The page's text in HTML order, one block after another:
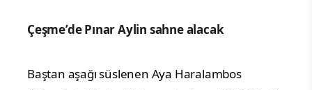
Çeşme’de Pınar Aylin sahne alacak
Baştan aşağı süslenen Aya Haralambos